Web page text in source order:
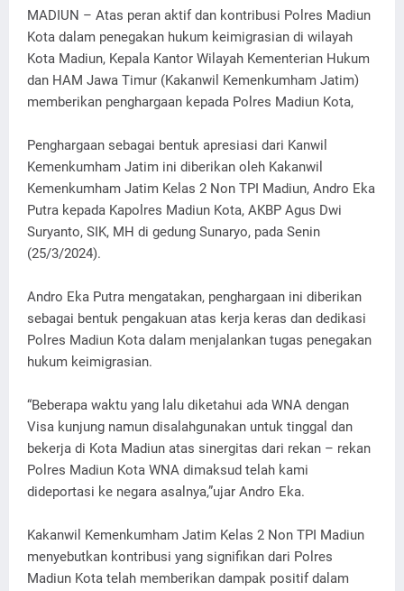
MADIUN – Atas peran aktif dan kontribusi Polres Madiun
Kota dalam penegakan hukum keimigrasian di wilayah
Kota Madiun, Kepala Kantor Wilayah Kementerian Hukum
dan HAM Jawa Timur (Kakanwil Kemenkumham Jatim)
memberikan penghargaan kepada Polres Madiun Kota,
Penghargaan sebagai bentuk apresiasi dari Kanwil
Kemenkumham Jatim ini diberikan oleh Kakanwil
Kemenkumham Jatim Kelas 2 Non TPI Madiun, Andro Eka
Putra kepada Kapolres Madiun Kota, AKBP Agus Dwi
Suryanto, SIK, MH di gedung Sunaryo, pada Senin
(25/3/2024).
Andro Eka Putra mengatakan, penghargaan ini diberikan
sebagai bentuk pengakuan atas kerja keras dan dedikasi
Polres Madiun Kota dalam menjalankan tugas penegakan
hukum keimigrasian.
“Beberapa waktu yang lalu diketahui ada WNA dengan
Visa kunjung namun disalahgunakan untuk tinggal dan
bekerja di Kota Madiun atas sinergitas dari rekan – rekan
Polres Madiun Kota WNA dimaksud telah kami
dideportasi ke negara asalnya,”ujar Andro Eka.
Kakanwil Kemenkumham Jatim Kelas 2 Non TPI Madiun
menyebutkan kontribusi yang signifikan dari Polres
Madiun Kota telah memberikan dampak positif dalam